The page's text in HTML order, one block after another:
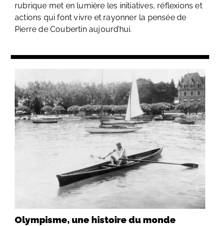
for:
rubrique met en lumière les initiatives, réflexions et
actions qui font vivre et rayonner la pensée de
Pierre de Coubertin aujourd’hui.
Olympisme, une histoire du monde